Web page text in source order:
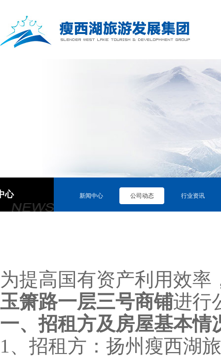
心 新闻中心 公司动态 行业资讯
为提高国有资产利用效
玉箫路一层三号商铺进行
一、招租方及房屋基本情
1、招租方：扬州瘦西湖